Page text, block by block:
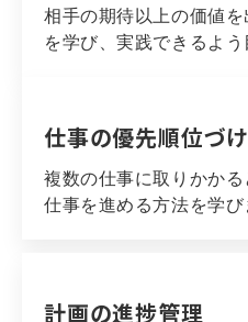
相手の期待以上の価値
を学び、実践できるよう
仕事の優先順位づけ
複数の仕事に取りかか
仕事を進める方法を学び
計画の進捗管理